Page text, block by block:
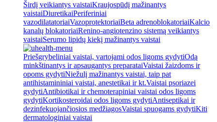
Širdį veikiantys vaistaiKraujospūdį mažinantys
vaistaiDiuretikaiPeriferiniai
vazodilatatoriaiVazoprotektoriaiBeta adrenoblokatoriaiKalcio
kanalų blokatoriaiRenino-angiotenzino sistemą veikiantys
vaistaiSerumo lipidų kiekį mažinantys vaistai
Priešgrybeliniai vaistai, vartojami odos ligoms gydytiOdą
minkštinantys ir apsaugantys preparataiVaistai žaizdoms ir
opoms gydytiNiežulį mažinantys vaistai, taip pat
antihistamininiai vaistai, anestetikai ir kt.Vaistai psoriazei
gydytiAntibiotikai ir chemoterapiniai vaistai odos ligoms
gydytiKortikosteroidai odos ligoms gydytiAntiseptikai ir
dezinfekuojančiosios medžiagosVaistai spuogams gydytiKiti
dermatologiniai vaistai